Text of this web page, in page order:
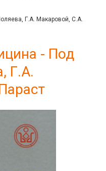
Г.А. Макаровой, С.А.
- Под
Г.А.